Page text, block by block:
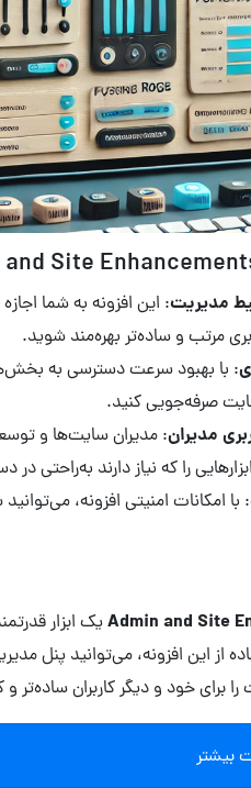
مدیریت: این افزونه به شما
مرتب و ساده‌تر بهره‌مند شوید.
: با بهبود سرعت دسترسی به
صرفه‌جویی کنید.
مدیران: مدیران سایت‌ها و
را که نیاز دارند به‌راحتی
: با امکانات امنیتی افزونه،
Admin and Siteیک ابزار
از این افزونه، می‌توانید پنل
برای خود و دیگر کاربران ساده‌تر و
بیشتر